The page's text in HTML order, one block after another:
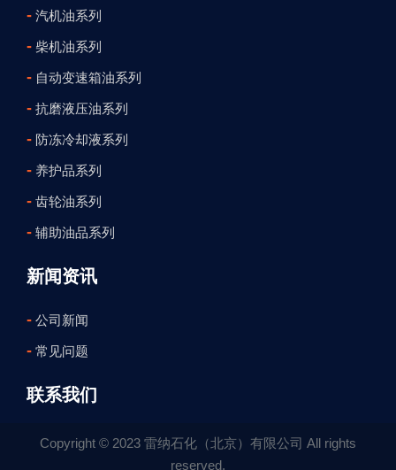
- 汽机油系列
- 柴机油系列
- 自动变速箱油系列
- 抗磨液压油系列
- 防冻冷却液系列
- 养护品系列
- 齿轮油系列
- 辅助油品系列
新闻资讯
- 公司新闻
- 常见问题
联系我们
Copyright © 2023 雷纳石化（北京）有限公司 All rights
reserved.